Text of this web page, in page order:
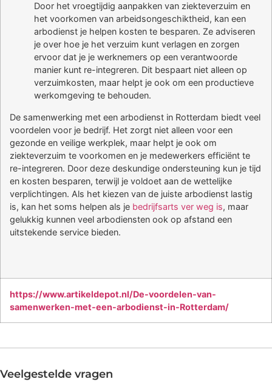
Door het vroegtijdig aanpakken van ziekteverzuim en
het voorkomen van arbeidsongeschiktheid, kan een
arbodienst je helpen kosten te besparen. Ze adviseren
je over hoe je het verzuim kunt verlagen en zorgen
ervoor dat je je werknemers op een verantwoorde
manier kunt re-integreren. Dit bespaart niet alleen op
verzuimkosten, maar helpt je ook om een productieve
werkomgeving te behouden.
De samenwerking met een arbodienst in Rotterdam biedt veel
voordelen voor je bedrijf. Het zorgt niet alleen voor een
gezonde en veilige werkplek, maar helpt je ook om
ziekteverzuim te voorkomen en je medewerkers efficiënt te
re-integreren. Door deze deskundige ondersteuning kun je tijd
en kosten besparen, terwijl je voldoet aan de wettelijke
verplichtingen. Als het kiezen van de juiste arbodienst lastig
is, kan het soms helpen als je bedrijfsarts ver weg is, maar
gelukkig kunnen veel arbodiensten ook op afstand een
uitstekende service bieden.
https://www.artikeldepot.nl/De-voordelen-van-
samenwerken-met-een-arbodienst-in-Rotterdam/
Veelgestelde vragen